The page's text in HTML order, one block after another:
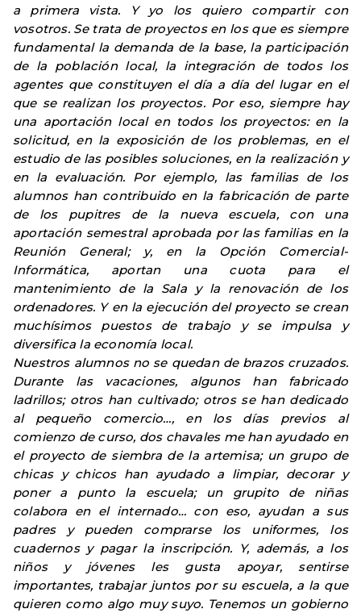
a primera vista. Y yo los quiero compartir con
vosotros. Se trata de proyectos en los que es siempre
fundamental la demanda de la base, la participación
de la población local, la integración de todos los
agentes que constituyen el día a día del lugar en el
que se realizan los proyectos. Por eso, siempre hay
una aportación local en todos los proyectos: en la
solicitud, en la exposición de los problemas, en el
estudio de las posibles soluciones, en la realización y
en la evaluación. Por ejemplo, las familias de los
alumnos han contribuido en la fabricación de parte
de los pupitres de la nueva escuela, con una
aportación semestral aprobada por las familias en la
Reunión General; y, en la Opción Comercial-
Informática, aportan una cuota para el
mantenimiento de la Sala y la renovación de los
ordenadores. Y en la ejecución del proyecto se crean
muchísimos puestos de trabajo y se impulsa y
diversifica la economía local.
Nuestros alumnos no se quedan de brazos cruzados.
Durante las vacaciones, algunos han fabricado
ladrillos; otros han cultivado; otros se han dedicado
al pequeño comercio…, en los días previos al
comienzo de curso, dos chavales me han ayudado en
el proyecto de siembra de la artemisa; un grupo de
chicas y chicos han ayudado a limpiar, decorar y
poner a punto la escuela; un grupito de niñas
colabora en el internado… con eso, ayudan a sus
padres y pueden comprarse los uniformes, los
cuadernos y pagar la inscripción. Y, además, a los
niños y jóvenes les gusta apoyar, sentirse
importantes, trabajar juntos por su escuela, a la que
quieren como algo muy suyo. Tenemos un gobierno